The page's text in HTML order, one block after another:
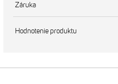
Záruka
Hodnotenie produktu